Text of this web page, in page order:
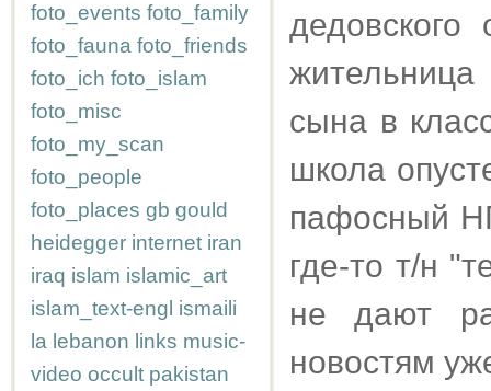
foto_events foto_family
foto_fauna foto_friends
foto_ich foto_islam
foto_misc
foto_my_scan
foto_people
foto_places gb gould
heidegger internet iran
iraq islam islamic_art
islam_text-engl ismaili
la lebanon links music-
video occult pakistan
сына в
школа
пафосный
где-то т/н
не дают
новостям